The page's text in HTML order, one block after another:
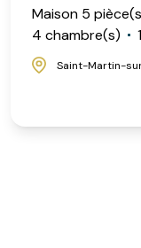
Maison 5
4 chambre(s)
Saint-Martin-